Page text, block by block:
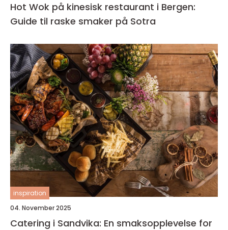
Hot Wok på kinesisk restaurant i Bergen:
Guide til raske smaker på Sotra
inspiration
04. November 2025
Catering i Sandvika: En smaksopplevelse for